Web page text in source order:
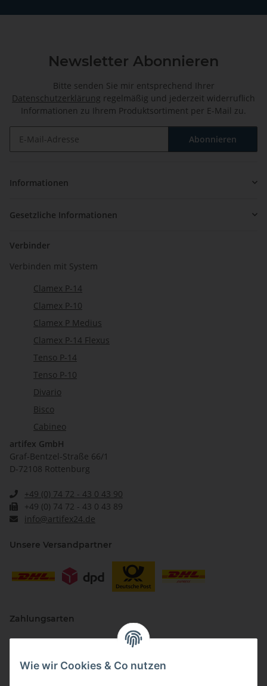
Wie wir Cookies & Co nutzen
Newsletter Abonnieren
Bitte senden Sie mir entsprechend Ihrer
Datenschutzerklärung regelmäßig und jederzeit widerruflich
Informationen zu Ihrem Produktsortiment per E-Mail zu.
Abonnieren
Informationen
Gesetzliche Informationen
Verbinder
Verbinden mit System
Clamex P-14
Clamex P-10
Clamex P Medius
Clamex P-14 Flexus
Tenso P-14
Tenso P-10
Divario
Bisco
Cabineo
artifex GmbH
Graf-Bentzel-Straße 66/1
D-72108 Rottenburg
+49 (0) 74 72 - 43 0 43 90
+49 (0) 74 72 - 43 0 43 89
info@artifex24.de
Unsere Versandpartner
Zahlungsarten